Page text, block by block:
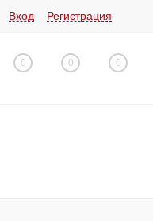
Вход Регистрация
0 0 0